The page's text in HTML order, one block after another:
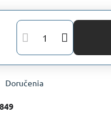
Doručenia